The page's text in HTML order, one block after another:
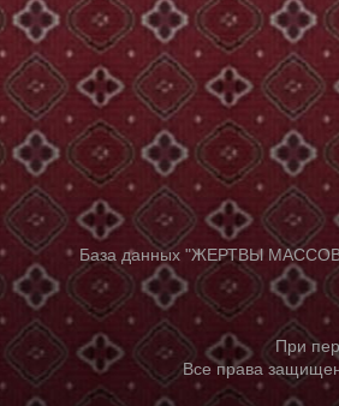
База данных "ЖЕРТВЫ
При
Все права